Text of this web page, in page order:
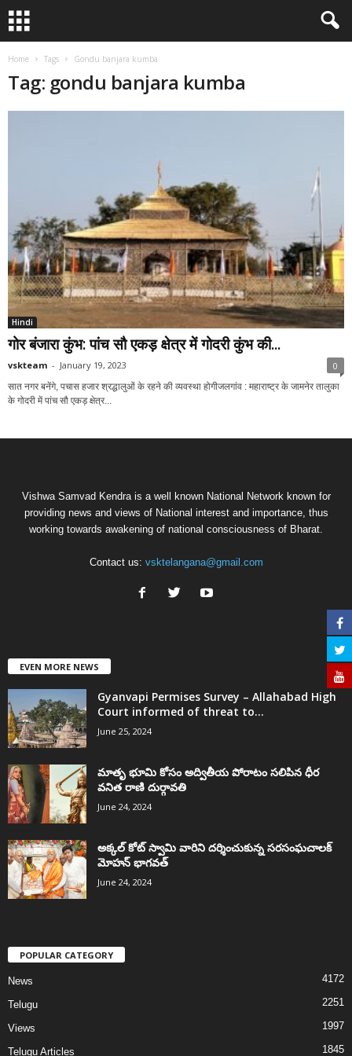
Home Tags Gondu banjara kumba
Tag: gondu banjara kumba
Hindi
गोर बंजारा कुंभ: पांच सौ एकड़ क्षेत्र में गोदरी कुंभ की...
vskteam - January 19, 2023 0
सात नगर बनेंगे, पचास हजार श्रद्धालुओं के रहने की व्यवस्था होगीजलगांव : महाराष्ट्र के जामनेर तालुका
के गोदरी में पांच सौ एकड़ क्षेत्र...
Vishwa Samvad Kendra is a well known National Network known for
providing news and views of National interest and importance, thus
working towards awakening of national consciousness of Bharat.
Contact us: vsktelangana@gmail.com
EVEN MORE NEWS
Gyanvapi Permises Survey – Allahabad High
Court informed of threat to...
June 25, 2024
మాతృ భూమి కోసం అద్వితీయ పోరాటం సలిపిన ధీర
వనిత రాణి దుర్గావతి
June 24, 2024
అక్కల్‌ కోట్‌ స్వామి వారిని దర్శించుకున్న సరసంఘచాలక్
మోహన్ భాగవత్
June 24, 2024
POPULAR CATEGORY
News 4172
Telugu 2251
Views 1997
Telugu Articles 1845